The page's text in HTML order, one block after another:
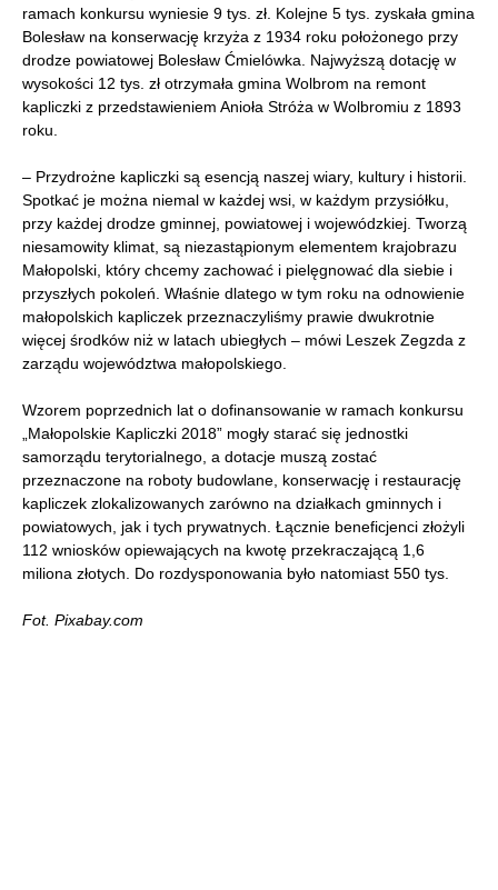
ramach konkursu wyniesie 9 tys. zł. Kolejne 5 tys. zyskała gmina
Bolesław na konserwację krzyża z 1934 roku położonego przy
drodze powiatowej Bolesław Ćmielówka. Najwyższą dotację w
wysokości 12 tys. zł otrzymała gmina Wolbrom na remont
kapliczki z przedstawieniem Anioła Stróża w Wolbromiu z 1893
roku.
– Przydrożne kapliczki są esencją naszej wiary, kultury i historii.
Spotkać je można niemal w każdej wsi, w każdym przysiółku,
przy każdej drodze gminnej, powiatowej i wojewódzkiej. Tworzą
niesamowity klimat, są niezastąpionym elementem krajobrazu
Małopolski, który chcemy zachować i pielęgnować dla siebie i
przyszłych pokoleń. Właśnie dlatego w tym roku na odnowienie
małopolskich kapliczek przeznaczyliśmy prawie dwukrotnie
więcej środków niż w latach ubiegłych – mówi Leszek Zegzda z
zarządu województwa małopolskiego.
Wzorem poprzednich lat o dofinansowanie w ramach konkursu
„Małopolskie Kapliczki 2018” mogły starać się jednostki
samorządu terytorialnego, a dotacje muszą zostać
przeznaczone na roboty budowlane, konserwację i restaurację
kapliczek zlokalizowanych zarówno na działkach gminnych i
powiatowych, jak i tych prywatnych. Łącznie beneficjenci złożyli
112 wniosków opiewających na kwotę przekraczającą 1,6
miliona złotych. Do rozdysponowania było natomiast 550 tys.
Fot. Pixabay.com